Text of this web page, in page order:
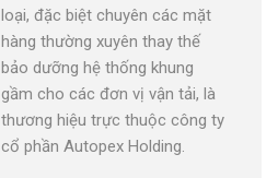
loại, đặc biệt chuyên các mặt
hàng thường xuyên thay thế
bảo dưỡng hệ thống khung
gầm cho các đơn vị vận tải, là
thương hiệu trực thuộc công ty
cổ phần Autopex Holding.